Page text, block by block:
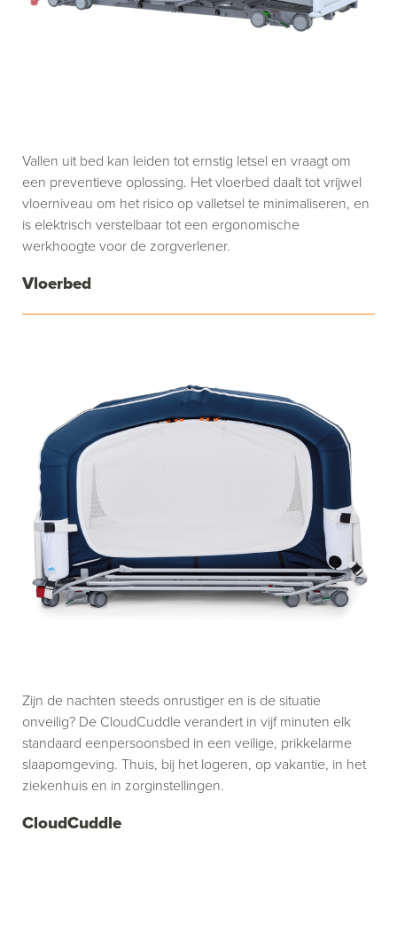
Vloerbed
Vallen uit bed kan leiden tot ernstig letsel en vraagt om
een preventieve oplossing. Het vloerbed daalt tot vrijwel
vloerniveau om het risico op valletsel te minimaliseren, en
is elektrisch verstelbaar tot een ergonomische
werkhoogte voor de zorgverlener.
CloudCuddle
Zijn de nachten steeds onrustiger en is de situatie
onveilig? De CloudCuddle verandert in vijf minuten elk
standaard eenpersoonsbed in een veilige, prikkelarme
slaapomgeving. Thuis, bij het logeren, op vakantie, in het
ziekenhuis en in zorginstellingen.